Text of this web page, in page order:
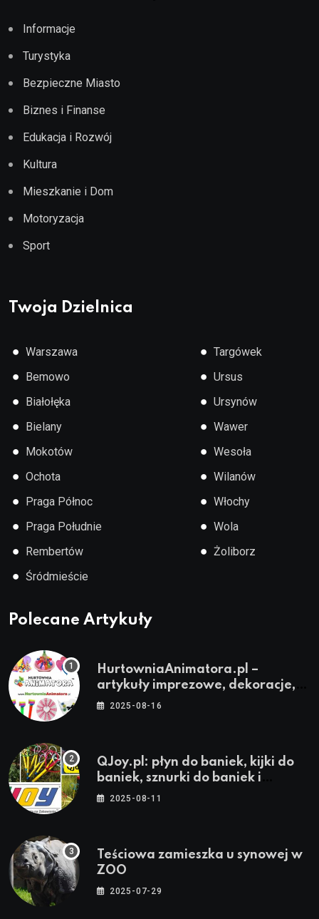
Informacje
Turystyka
Bezpieczne Miasto
Biznes i Finanse
Edukacja i Rozwój
Kultura
Mieszkanie i Dom
Motoryzacja
Sport
Twoja Dzielnica
● Warszawa
● Bemowo
● Białołęka
● Bielany
● Mokotów
● Ochota
● Praga Północ
● Praga Południe
● Rembertów
● Śródmieście
● Targówek
● Ursus
● Ursynów
● Wawer
● Wesoła
● Wilanów
● Włochy
● Wola
● Żoliborz
Polecane Artykuły
HurtowniaAnimatora.pl –
artykuły imprezowe, dekoracje,
stroje i akcesoria dla animatorów
2025-08-16
QJoy.pl: płyn do baniek, kijki do
baniek, sznurki do baniek i
zestawy do baniek
2025-08-11
Teściowa zamieszka u synowej w
ZOO
2025-07-29